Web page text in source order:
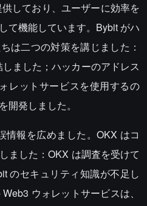
しており、ユーザーに効率を
て機能しています。Bybit がハ
は二つの対策を講じました：
ました；ハッカーのアドレス
レットサービスを使用するの
開発しました。
情報を広めました。OKX はコ
ました：OKX は調査を受けて
のセキュリティ知識が不足し
ウォレットサービスは、